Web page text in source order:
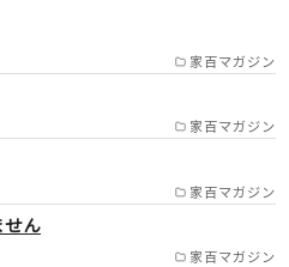
市/高島市/甲良町/ 家百マガジン
家百マガジン
家百マガジン
家百マガジン
せん